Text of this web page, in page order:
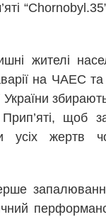
жителі
на ЧАЕС та
України
щоб
усіх жертв